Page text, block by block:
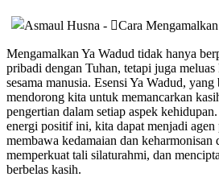
Mengamalkan Ya Wadud tidak hanya
pribadi dengan Tuhan, tetapi juga
sesama manusia. Esensi Ya Wadud,
mendorong kita untuk memancarkan
pengertian dalam setiap aspek
energi positif ini, kita dapat menjadi agen
membawa kedamaian dan keharmonisan
memperkuat tali silaturahmi, dan
berbelas kasih.